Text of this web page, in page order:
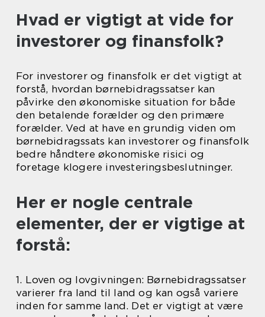
Hvad er vigtigt at vide for
investorer og finansfolk?
For investorer og finansfolk er det vigtigt at
forstå, hvordan børnebidragssatser kan
påvirke den økonomiske situation for både
den betalende forælder og den primære
forælder. Ved at have en grundig viden om
børnebidragssats kan investorer og finansfolk
bedre håndtere økonomiske risici og
foretage klogere investeringsbeslutninger.
Her er nogle centrale
elementer, der er vigtige at
forstå:
1. Loven og lovgivningen: Børnebidragssatser
varierer fra land til land og kan også variere
inden for samme land. Det er vigtigt at være